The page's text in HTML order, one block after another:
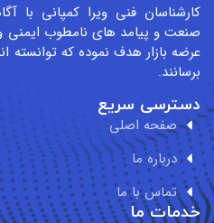
فنی ویرا کمپانی با
و پیامد های نامطوب ایمنی و
بازار هدف نموده که توانسته اند
سریع
صفحه اصلی
درباره ما
تماس با ما
ما